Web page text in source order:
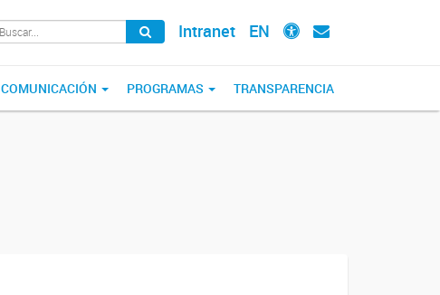
Intranet EN
COMUNICACIÓN PROGRAMAS TRANSPARENCIA